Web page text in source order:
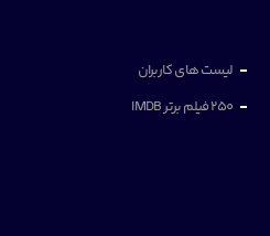
لیست های کاربران
250 فیلم برتر IMDB